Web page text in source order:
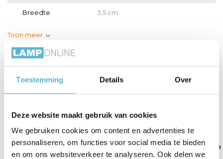
Toestemming Details Over
Deze website maakt gebruik van cookies
We gebruiken cookies om content en advertenties te
personaliseren, om functies voor social media te bieden
en om ons websiteverkeer te analyseren. Ook delen we
Breedte 3,5 cm
Toon meer
Vergelijk Delen
Rail 150 cm
Trackline ...
Rails kap Trackline
ra...
Bocht 90 graden
beige ...